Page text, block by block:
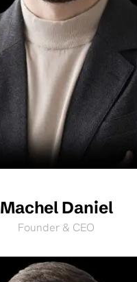
Machel Daniel
Founder & CEO